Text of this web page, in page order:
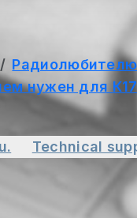
Радиолюбителю
нужен для
Technical